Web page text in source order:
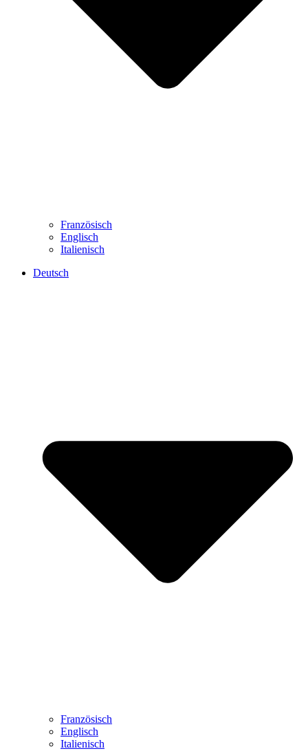
Französisch
Englisch
Italienisch
Deutsch
Französisch
Englisch
Italienisch